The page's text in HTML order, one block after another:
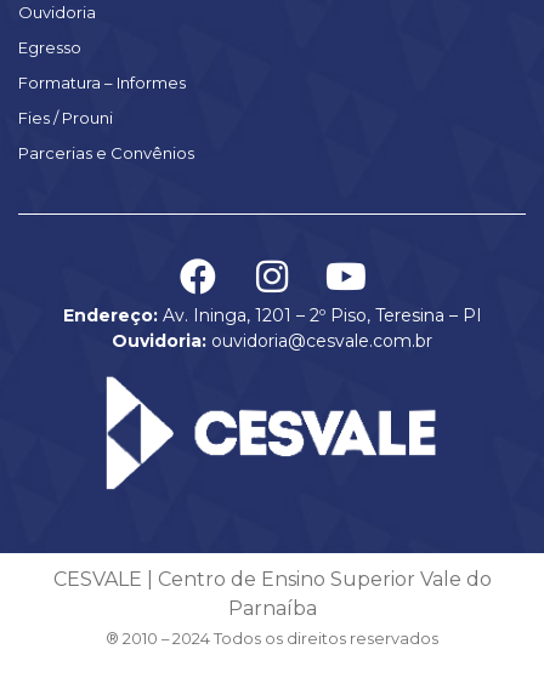
Ouvidoria
Egresso
Formatura – Informes
Fies / Prouni
Parcerias e Convênios
Endereço:Av. Ininga, 1201 – 2º Piso, Teresina – PI
Ouvidoria: ouvidoria@cesvale.com.br
CESVALE | Centro de Ensino Superior Vale do
Parnaíba
® 2010 – 2024 Todos os direitos reservados